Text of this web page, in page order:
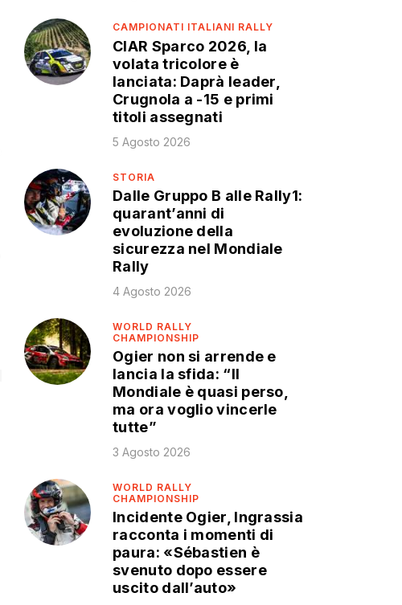
CAMPIONATI ITALIANI RALLY
CIAR Sparco 2026, la
volata tricolore è
lanciata: Daprà leader,
Crugnola a -15 e primi
titoli assegnati
5 Agosto 2026
STORIA
Dalle Gruppo B alle Rally1:
quarant’anni di
evoluzione della
sicurezza nel Mondiale
Rally
4 Agosto 2026
WORLD RALLY
CHAMPIONSHIP
Ogier non si arrende e
lancia la sfida: “Il
Mondiale è quasi perso,
ma ora voglio vincerle
tutte”
3 Agosto 2026
WORLD RALLY
CHAMPIONSHIP
Incidente Ogier, Ingrassia
racconta i momenti di
paura: «Sébastien è
svenuto dopo essere
uscito dall’auto»